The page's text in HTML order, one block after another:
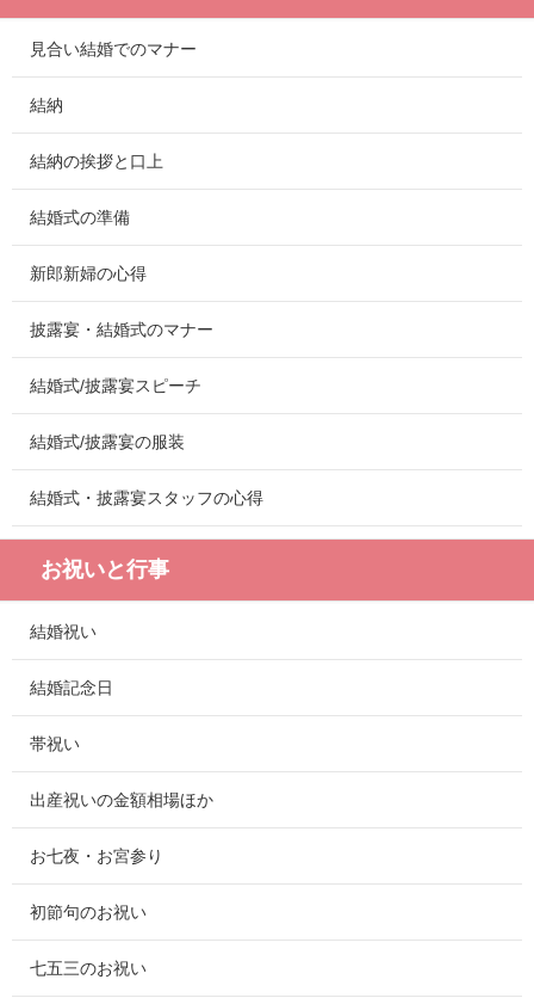
見合い結婚でのマナー
結納
結納の挨拶と口上
結婚式の準備
新郎新婦の心得
披露宴・結婚式のマナー
結婚式/披露宴スピーチ
結婚式/披露宴の服装
結婚式・披露宴スタッフの心得
お祝いと行事
結婚祝い
結婚記念日
帯祝い
出産祝いの金額相場ほか
お七夜・お宮参り
初節句のお祝い
七五三のお祝い